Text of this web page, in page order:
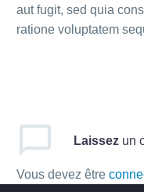
aut fugit, sed quia
ratione voluptatem
Laissez un
Vous devez être

 Adresse: